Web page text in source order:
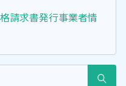
請求書発行事業者情